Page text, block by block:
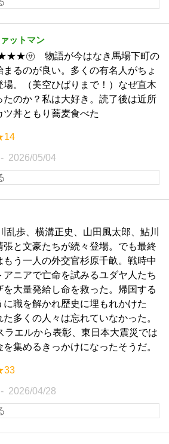
ットマン
㋚ 物語が今はなき馬場下町の
まるのが良い。多くの有名人がちょ
場。（美空ひばりまで！）なぜ直木
たのか？私は大好き。読了後は近所
ツ丼ともり蕎麦食べた
2026/05/04
乱歩、横溝正史、山田風太郎、鮎川
張と文豪たちが続々登場。でも最終
もう一人の外交官杉原千畝。戦時中
アニアで亡命を試みるユダヤ人たち
を大量発給し命を救った。帰国する
に職を解かれ歴史に埋もれかけた
多くの人々は忘れていなかった。
ラエルから表彰、東日本大震災では
集めるきっかけになったそうだ。
2026/04/28